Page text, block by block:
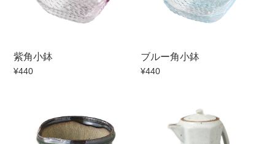
紫角小鉢
¥440
ブルー角小鉢
¥440